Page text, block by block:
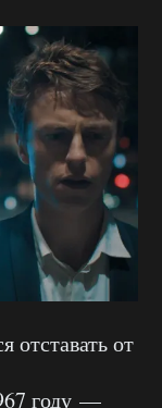
отставать от
году —